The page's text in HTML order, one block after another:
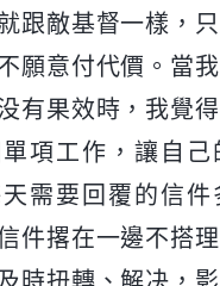
跟敵基督一樣，
願意付代價。當
有果效時，我覺
項工作，讓自
需要回覆的信件
件撂在一邊不搭